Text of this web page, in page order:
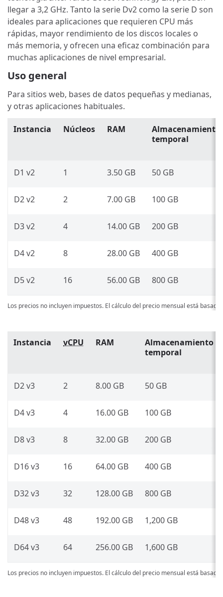
llegar a 3,2 GHz. Tanto la serie Dv2 como la serie D son
ideales para aplicaciones que requieren CPU más
rápidas, mayor rendimiento de los discos locales o
más memoria, y ofrecen una eficaz combinación para
muchas aplicaciones de nivel empresarial.
Uso general
Para sitios web, bases de datos pequeñas y medianas,
y otras aplicaciones habituales.
Instancia Núcleos RAM
Almacenamiento
temporal
D1 v2 1 3.50 GB 50 GB
D2 v2 2 7.00 GB 100 GB
D3 v2 4 14.00 GB 200 GB
D4 v2 8 28.00 GB 400 GB
D5 v2 16 56.00 GB 800 GB
Los precios no incluyen impuestos. El cálculo del precio mensual está
Instancia vCPU RAM
Almacenamiento
temporal
D2 v3 2 8.00 GB 50 GB
D4 v3 4 16.00 GB 100 GB
D8 v3 8 32.00 GB 200 GB
D16 v3 16 64.00 GB 400 GB
D32 v3 32 128.00 GB 800 GB
D48 v3 48 192.00 GB 1,200 GB
D64 v3 64 256.00 GB 1,600 GB
Los precios no incluyen impuestos. El cálculo del precio mensual está